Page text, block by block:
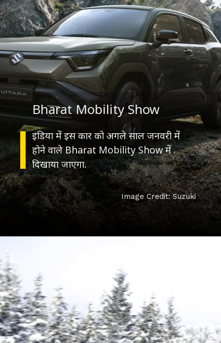
इंडिया में इस कार को अगले साल जनवरी में
होने वाले Bharat Mobility Show में
दिखाया जाएगा.
Bharat Mobility Show
Image Credit: Suzuki